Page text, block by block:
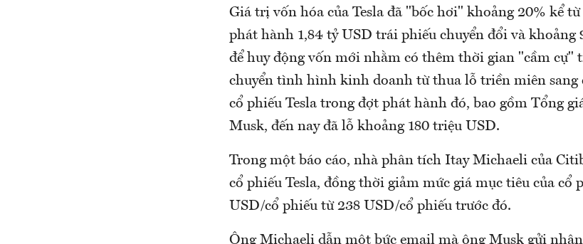
Giá trị vốn hóa của Tesla đã "bốc hơi" khoảng 20% kể
phát hành 1,84 tỷ USD trái phiếu chuyển đổi và khoảng
để huy động vốn mới nhằm có thêm thời gian "cầm cự"
chuyển tình hình kinh doanh từ thua lỗ triền miên sang
cổ phiếu Tesla trong đợt phát hành đó, bao gồm Tổng
Musk, đến nay đã lỗ khoảng 180 triệu USD.
Trong một báo cáo, nhà phân tích Itay Michaeli của
cổ phiếu Tesla, đồng thời giảm mức giá mục tiêu của cổ
USD/cổ phiếu từ 238 USD/cổ phiếu trước đó.
Ông Michaeli dẫn một bức email mà ông Musk gửi